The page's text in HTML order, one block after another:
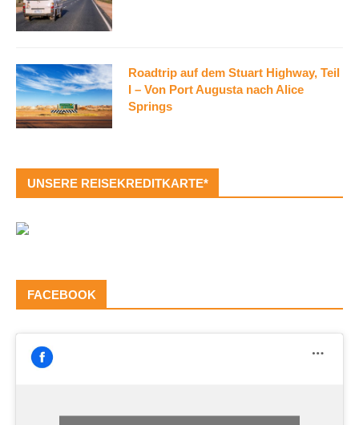
Roadtrip auf dem Stuart Highway, Teil
I – Von Port Augusta nach Alice
Springs
UNSERE REISEKREDITKARTE*
FACEBOOK